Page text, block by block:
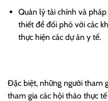
Quản lý tài chính và
thiết để đối phó với các
thực hiện các dự án y tế.
Đặc biệt, những người tham
tham gia các hội thảo thực